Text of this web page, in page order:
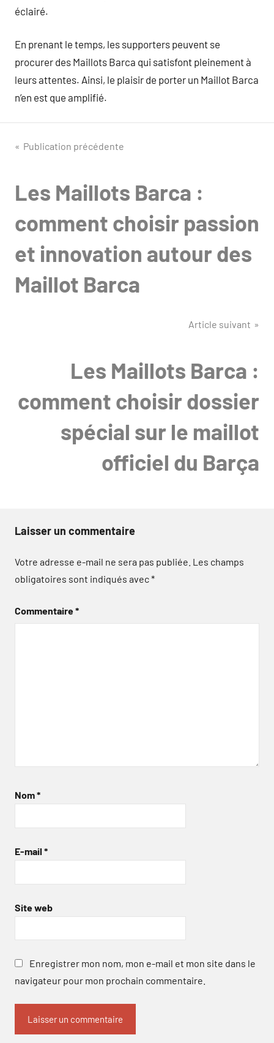
éclairé.
En prenant le temps, les supporters peuvent se
procurer des Maillots Barca qui satisfont pleinement à
leurs attentes. Ainsi, le plaisir de porter un Maillot Barca
n’en est que amplifié.
Navigation
l’article
Publication précédente
Les Maillots Barca :
comment choisir passion
et innovation autour des
Maillot Barca
Article suivant
Les Maillots Barca :
comment choisir dossier
spécial sur le maillot
officiel du Barça
Laisser un commentaire
Votre adresse e-mail ne sera pas publiée. Les champs
obligatoires sont indiqués avec*
Commentaire*
Nom*
E-mail *
Site web
Enregistrer mon nom, mon e-mail et mon site dans le
navigateur pour mon prochain commentaire.